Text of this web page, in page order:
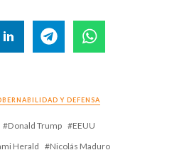
Y DEFENSA
Donald Trump
EEUU
Herald Nicolás Maduro